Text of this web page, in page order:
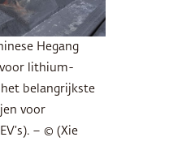
Hegang
lithium-
belangrijkste
voor
– © (Xie